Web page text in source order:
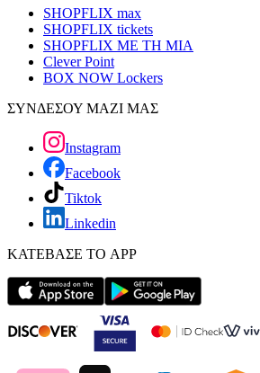
SHOPFLIX max
SHOPFLIX tickets
SHOPFLIX ΜΕ ΤΗ ΜΙΑ
Clever Point
BOX NOW Lockers
ΣΥΝΔΕΣΟΥ ΜΑΖΙ ΜΑΣ
Instagram
Facebook
Tiktok
Linkedin
ΚΑΤΕΒΑΣΕ ΤΟ APP